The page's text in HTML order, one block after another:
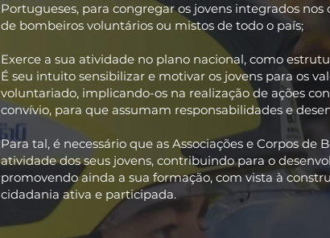
Portugueses, para congregar os jovens integrados nos
de bombeiros voluntários ou mistos de todo o país;
Exerce a sua atividade no plano nacional, como
É seu intuito sensibilizar e motivar os jovens para os
voluntariado, implicando-os na realização de ações
convívio, para que assumam responsabilidades e
Para tal, é necessário que as Associações e Corpos de
atividade dos seus jovens, contribuindo para o
promovendo ainda a sua formação, com vista à
cidadania ativa e participada.